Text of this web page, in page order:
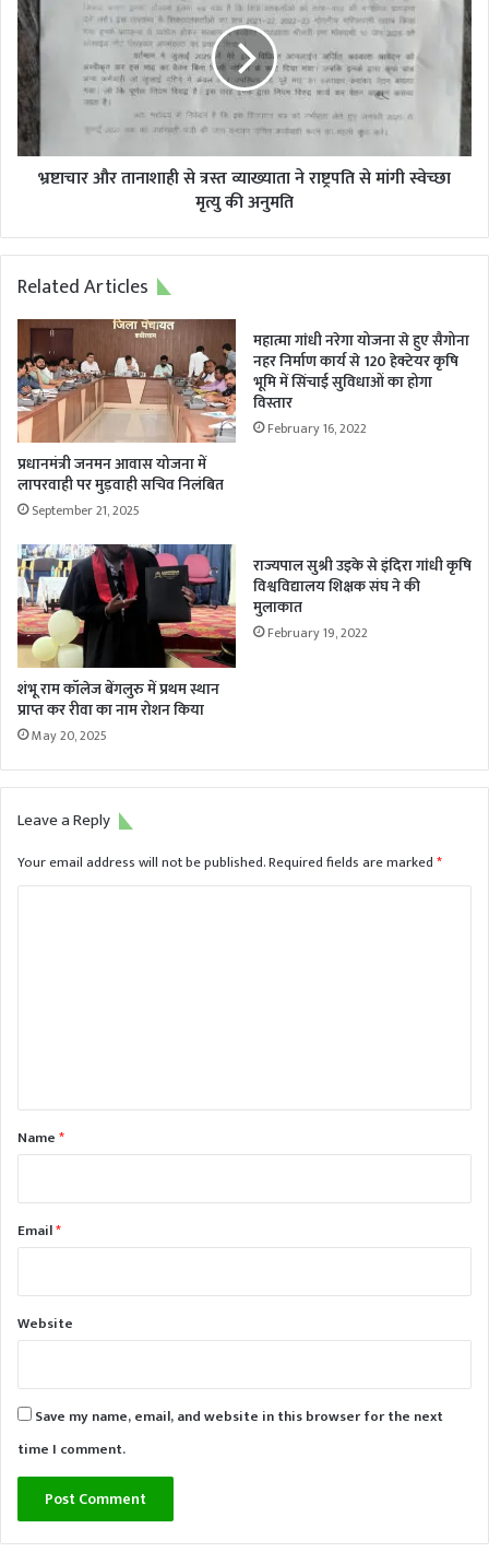
खुल्ला
निर्माण
अखिल
भारत
हिन्दू
महासभा
से
कार्यवाही
मांग।
तानाशाही
से
त्रस्त
व्याख्याता
ने
राष्ट्रपति
से
मांगी
की
भ्रष्टाचार और तानाशाही से त्रस्त व्याख्याता ने राष्ट्रपति से मांगी स्वेच्छा
मृत्यु की अनुमति
Related Articles
प्रधानमंत्री जनमन आवास योजना में
लापरवाही पर मुड़वाही सचिव निलंबित
September 21, 2025
महात्मा गांधी नरेगा योजना से हुए सैगोना
नहर निर्माण कार्य से 120 हेक्टेयर कृषि
भूमि में सिंचाई सुविधाओं का होगा
विस्तार
February 16, 2022
शंभू राम कॉलेज बेंगलुरु में प्रथम स्थान
प्राप्त कर रीवा का नाम रोशन किया
May 20, 2025
​​​​​​​राज्यपाल सुश्री उइके से इंदिरा गांधी कृषि
विश्वविद्यालय शिक्षक संघ ने की
मुलाकात
February 19, 2022
Leave a Reply
Your email address will not be published.Required fields are marked*
*Name*
Email*
Website
Save my name, email, and website in this browser for the next
time I comment.